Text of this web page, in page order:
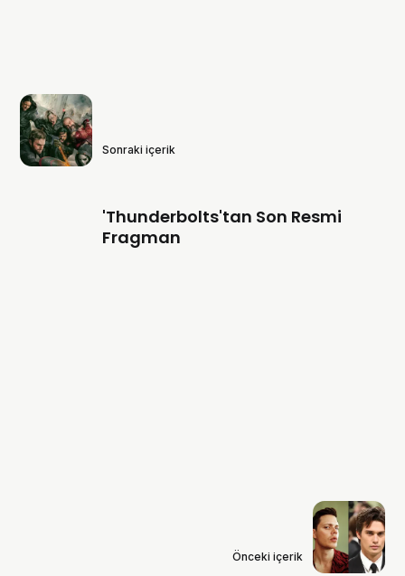
Sonraki içerik
'Thunderbolts'tan Son Resmi
Fragman
Önceki içerik